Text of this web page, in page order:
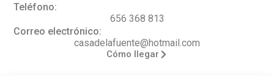
Teléfono:
656 368 813
Correo electrónico:
casadelafuente@hotmail.com
Cómo llegar